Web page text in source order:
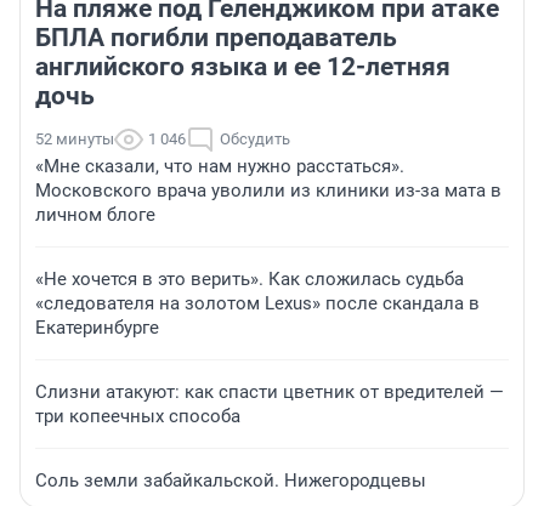
На пляже под Геленджиком при атаке
БПЛА погибли преподаватель
английского языка и ее 12-летняя
дочь
52 минуты 1 046 Обсудить
«Мне сказали, что нам нужно расстаться».
Московского врача уволили из клиники из-за мата в
личном блоге
«Не хочется в это верить». Как сложилась судьба
«следователя на золотом Lexus» после скандала в
Екатеринбурге
Слизни атакуют: как спасти цветник от вредителей —
три копеечных способа
Соль земли забайкальской. Нижегородцевы